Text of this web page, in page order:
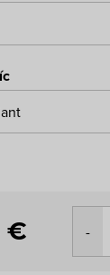
€
cena: